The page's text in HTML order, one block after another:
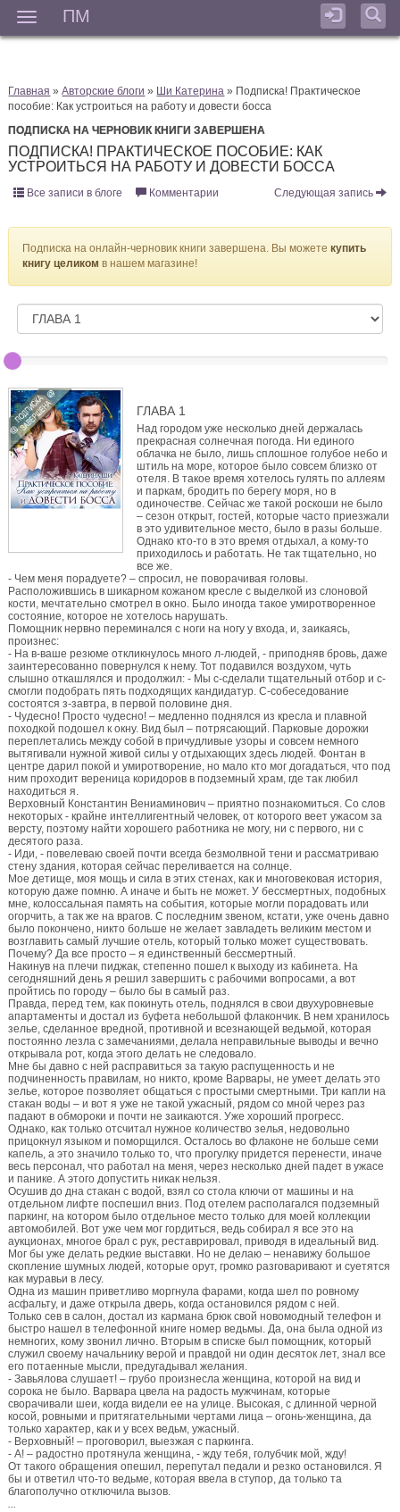
ПМ
Главная »Авторские блоги » Ши Катерина » Подписка! Практическое
пособие: Как устроиться на работу и довести босса
ПОДПИСКА НА ЧЕРНОВИК КНИГИ ЗАВЕРШЕНА
ПОДПИСКА! ПРАКТИЧЕСКОЕ ПОСОБИЕ: КАК
УСТРОИТЬСЯ НА РАБОТУ И ДОВЕСТИ БОССА
Все записи в блоге Комментарии Следующая запись
Подписка на онлайн-черновик книги завершена. Вы можетекупить
книгу целиком в нашем магазине!
ГЛАВА 1
Над городом уже несколько дней держалась
прекрасная солнечная погода. Ни единого
облачка не было, лишь сплошное голубое небо и
штиль на море, которое было совсем близко от
отеля. В такое время хотелось гулять по аллеям
и паркам, бродить по берегу моря, но в
одиночестве. Сейчас же такой роскоши не было
– сезон открыт, гостей, которые часто приезжали
в это удивительное место, было в разы больше.
Однако кто-то в это время отдыхал, а кому-то
приходилось и работать. Не так тщательно, но
все же.
- Чем меня порадуете? – спросил, не поворачивая головы.
Расположившись в шикарном кожаном кресле с выделкой из слоновой
кости, мечтательно смотрел в окно. Было иногда такое умиротворенное
состояние, которое не хотелось нарушать.
Помощник нервно переминался с ноги на ногу у входа, и, заикаясь,
произнес:
- На в-ваше резюме откликнулось много л-людей, - приподняв бровь, даже
заинтересованно повернулся к нему. Тот подавился воздухом, чуть
слышно откашлялся и продолжил: - Мы с-сделали тщательный отбор и с-
смогли подобрать пять подходящих кандидатур. С-собеседование
состоятся з-завтра, в первой половине дня.
- Чудесно! Просто чудесно! – медленно поднялся из кресла и плавной
походкой подошел к окну. Вид был – потрясающий. Парковые дорожки
переплетались между собой в причудливые узоры и совсем немного
вытягивали нужной живой силы у отдыхающих здесь людей. Фонтан в
центре дарил покой и умиротворение, но мало кто мог догадаться, что под
ним проходит вереница коридоров в подземный храм, где так любил
находиться я.
Верховный Константин Вениаминович – приятно познакомиться. Со слов
некоторых - крайне интеллигентный человек, от которого веет ужасом за
версту, поэтому найти хорошего работника не могу, ни с первого, ни с
десятого раза.
- Иди, - повелеваю своей почти всегда безмолвной тени и рассматриваю
стену здания, которая сейчас переливается на солнце.
Мое детище, моя мощь и сила в этих стенах, как и многовековая история,
которую даже помню. А иначе и быть не может. У бессмертных, подобных
мне, колоссальная память на события, которые могли порадовать или
огорчить, а так же на врагов. С последним звеном, кстати, уже очень давно
было покончено, никто больше не желает завладеть великим местом и
возглавить самый лучшие отель, который только может существовать.
Почему? Да все просто – я единственный бессмертный.
Накинув на плечи пиджак, степенно пошел к выходу из кабинета. На
сегодняшний день я решил завершить с рабочими вопросами, а вот
пройтись по городу – было бы в самый раз.
Правда, перед тем, как покинуть отель, поднялся в свои двухуровневые
апартаменты и достал из буфета небольшой флакончик. В нем хранилось
зелье, сделанное вредной, противной и всезнающей ведьмой, которая
постоянно лезла с замечаниями, делала неправильные выводы и вечно
открывала рот, когда этого делать не следовало.
Мне бы давно с ней расправиться за такую распущенность и не
подчиненность правилам, но никто, кроме Варвары, не умеет делать это
зелье, которое позволяет общаться с простыми смертными. Три капли на
стакан воды – и вот я уже не такой ужасный, рядом со мной через раз
падают в обмороки и почти не заикаются. Уже хороший прогресс.
Однако, как только отсчитал нужное количество зелья, недовольно
прицокнул языком и поморщился. Осталось во флаконе не больше семи
капель, а это значило только то, что прогулку придется перенести, иначе
весь персонал, что работал на меня, через несколько дней падет в ужасе
и панике. А этого допустить никак нельзя.
Осушив до дна стакан с водой, взял со стола ключи от машины и на
отдельном лифте поспешил вниз. Под отелем располагался подземный
паркинг, на котором было отдельное место только для моей коллекции
автомобилей. Вот уже чем мог гордиться, ведь собирал я все это на
аукционах, многое брал с рук, реставрировал, приводя в идеальный вид.
Мог бы уже делать редкие выставки. Но не делаю – ненавижу большое
скопление шумных людей, которые орут, громко разговаривают и суетятся
как муравьи в лесу.
Одна из машин приветливо моргнула фарами, когда шел по ровному
асфальту, и даже открыла дверь, когда остановился рядом с ней.
Только сев в салон, достал из кармана брюк свой новомодный телефон и
быстро нашел в телефонной книге номер ведьмы. Да, она была одной из
немногих, кому звонил лично. Вторым в списке был помощник, который
служил своему начальнику верой и правдой ни один десяток лет, знал все
его потаенные мысли, предугадывал желания.
- Завьялова слушает! – грубо произнесла женщина, которой на вид и
сорока не было. Варвара цвела на радость мужчинам, которые
сворачивали шеи, когда видели ее на улице. Высокая, с длинной черной
косой, ровными и притягательными чертами лица – огонь-женщина, да
только характер, как и у всех ведьм, ужасный.
- Верховный! – проговорил, выезжая с паркинга.
- А! – радостно протянула женщина, - жду тебя, голубчик мой, жду!
От такого обращения опешил, перепутал педали и резко остановился. Я
бы и ответил что-то ведьме, которая ввела в ступор, да только та
благополучно отключила вызов.
...